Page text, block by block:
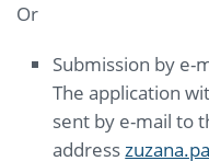
Or
Submission by e-
The application
sent by e-mail to
address